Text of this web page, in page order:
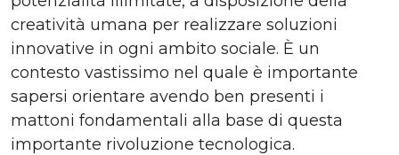
creatività umana per realizzare soluzioni
innovative in ogni ambito sociale. È un
contesto vastissimo nel quale è importante
sapersi orientare avendo ben presenti i
mattoni fondamentali alla base di questa
importante rivoluzione tecnologica.